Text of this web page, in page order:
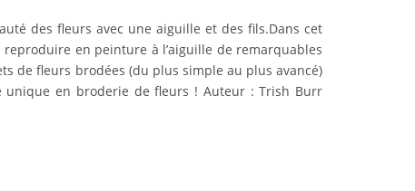
des fleurs avec une aiguille et des fils.Dans cet
reproduire en peinture à l’aiguille de remarquables
de fleurs brodées (du plus simple au plus avancé)
unique en broderie de fleurs ! Auteur : Trish Burr